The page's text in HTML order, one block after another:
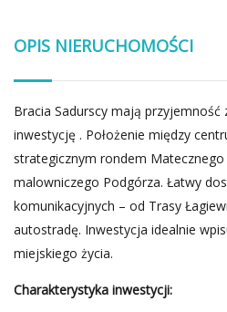
OPIS NIERUCHOMOŚCI
Bracia Sadurscy mają
inwestycję . Położenie między
strategicznym rondem
malowniczego Podgórza. Łatwy
komunikacyjnych – od Trasy
autostradę. Inwestycja idealnie
miejskiego życia.
Charakterystyka inwestycji: